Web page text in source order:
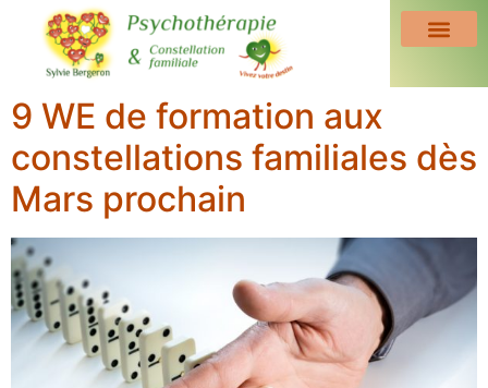
9 WE de formation aux
constellations familiales dès
Mars prochain